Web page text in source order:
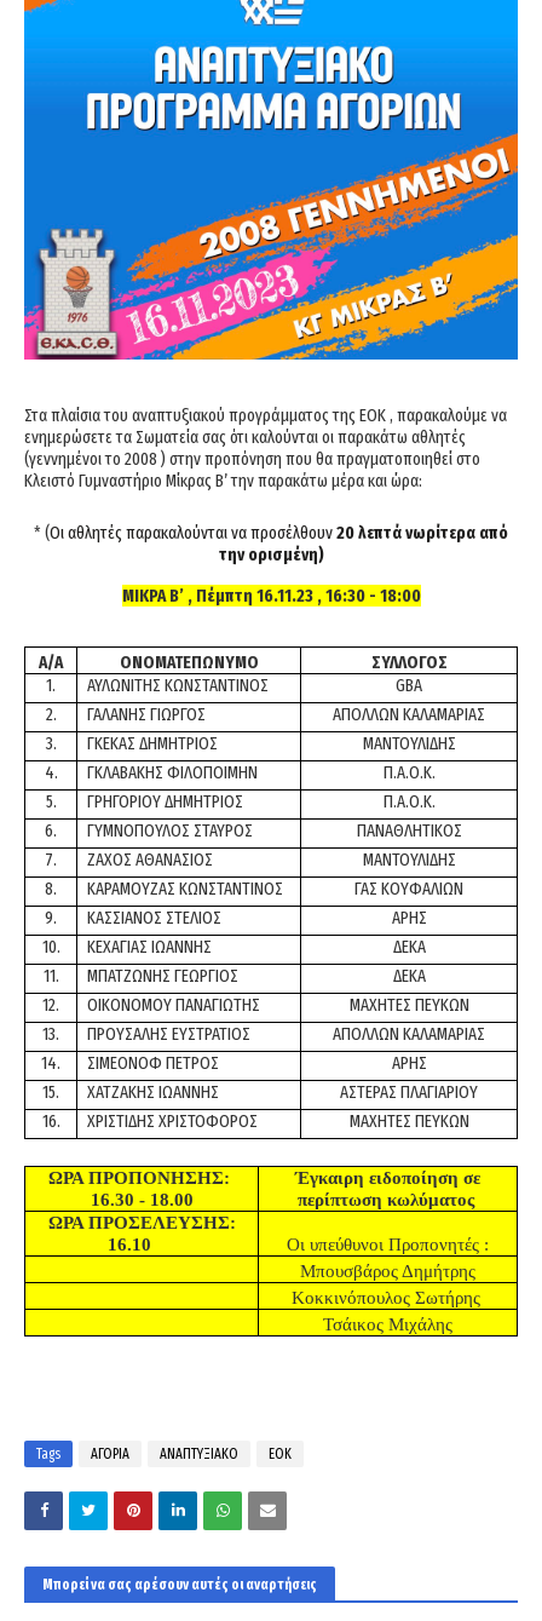
Στα πλαίσια του αναπτυξιακού προγράμματος της ΕΟΚ , παρακαλούμε να
ενημερώσετε τα Σωματεία σας ότι καλούνται οι παρακάτω αθλητές
(γεννημένοι το 2008 ) στην προπόνηση που θα πραγματοποιηθεί στο
Κλειστό Γυμναστήριο Μίκρας Β’ την παρακάτω μέρα και ώρα:
* (Οι αθλητές παρακαλούνται να προσέλθουν20 λεπτά νωρίτερα από
την ορισμένη)
ΜΙΚΡΑ Β’ , Πέμπτη 16.11.23 , 16:30 - 18:00
Α/Α ΟΝΟΜΑΤΕΠΩΝΥΜΟ
ΣΥΛΛΟΓΟΣ
1.
ΑΥΛΩΝΙΤΗΣ ΚΩΝΣΤΑΝΤΙΝΟΣ
GBA
2.
ΓΑΛΑΝΗΣ ΓΙΩΡΓΟΣ
ΑΠΟΛΛΩΝ ΚΑΛΑΜΑΡΙΑΣ
3.
ΓΚΕΚΑΣ ΔΗΜΗΤΡΙΟΣ
ΜΑΝΤΟΥΛΙΔΗΣ
4.
ΓΚΛΑΒΑΚΗΣ ΦΙΛΟΠΟΙΜΗΝ
Π.Α.Ο.Κ.
5.
ΓΡΗΓΟΡΙΟΥ ΔΗΜΗΤΡΙΟΣ
Π.Α.Ο.Κ.
6.
ΓΥΜΝΟΠΟΥΛΟΣ ΣΤΑΥΡΟΣ
ΠΑΝΑΘΛΗΤΙΚΟΣ
7.
ΖΑΧΟΣ ΑΘΑΝΑΣΙΟΣ
ΜΑΝΤΟΥΛΙΔΗΣ
8.
ΚΑΡΑΜΟΥΖΑΣ ΚΩΝΣΤΑΝΤΙΝΟΣ
ΓΑΣ ΚΟΥΦΑΛΙΩΝ
9.
ΚΑΣΣΙΑΝΟΣ ΣΤΕΛΙΟΣ
ΑΡΗΣ
10.
ΚΕΧΑΓΙΑΣ ΙΩΑΝΝΗΣ
ΔΕΚΑ
11.
ΜΠΑΤΖΩΝΗΣ ΓΕΩΡΓΙΟΣ
ΔΕΚΑ
12.
ΟΙΚΟΝΟΜΟΥ ΠΑΝΑΓΙΩΤΗΣ
ΜΑΧΗΤΕΣ ΠΕΥΚΩΝ
13.
ΠΡΟΥΣΑΛΗΣ ΕΥΣΤΡΑΤΙΟΣ
ΑΠΟΛΛΩΝ ΚΑΛΑΜΑΡΙΑΣ
14.
ΣΙΜΕΟΝΟΦ ΠΕΤΡΟΣ
ΑΡΗΣ
15.
ΧΑΤΖΑΚΗΣ ΙΩΑΝΝΗΣ
ΑΣΤΕΡΑΣ ΠΛΑΓΙΑΡΙΟΥ
16.
ΧΡΙΣΤΙΔΗΣ ΧΡΙΣΤΟΦΟΡΟΣ ΜΑΧΗΤΕΣ ΠΕΥΚΩΝ
ΩΡΑ ΠΡΟΠΟΝΗΣΗΣ:
16.30 - 18.00
Έγκαιρη ειδοποίηση σε
περίπτωση κωλύματος
ΩΡΑ ΠΡΟΣΕΛΕΥΣΗΣ:
16.10
Οι υπεύθυνοι Προπονητές :
Μπουσβάρος Δημήτρης
Κοκκινόπουλος Σωτήρης
Τσάικος Μιχάλης
Tags ΑΓΟΡΙΑ ΑΝΑΠΤΥΞΙΑΚΟ ΕΟΚ
Μπορεί να σας αρέσουν αυτές οι αναρτήσεις